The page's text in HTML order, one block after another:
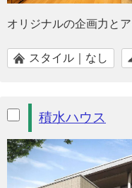
オリジナルの企画力と
スタイル｜なし
積水ハウス